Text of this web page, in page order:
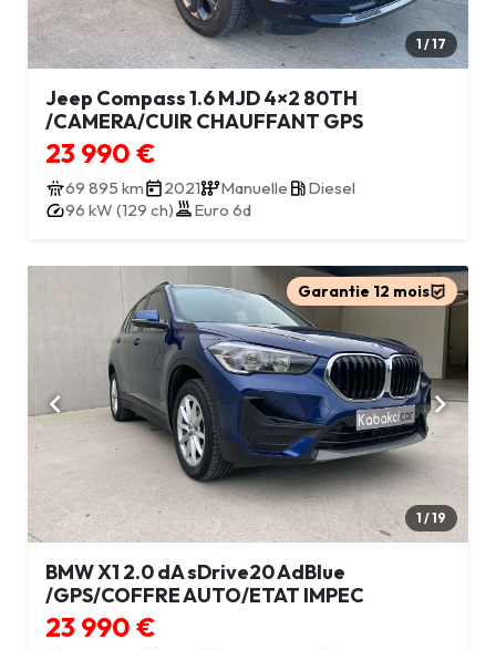
1 / 17
Jeep Compass 1.6 MJD 4×2 80TH
/CAMERA/CUIR CHAUFFANT GPS
23 990 €
69 895 km 2021 Manuelle
Diesel
96 kW (129 ch)
Euro 6d
Garantie 12 mois
1 / 19
BMW X1 2.0 dA sDrive20 AdBlue
/GPS/COFFRE AUTO/ETAT IMPEC
23 990 €